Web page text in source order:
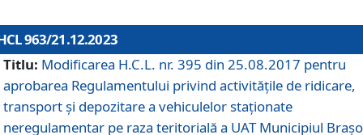
963/21.12.2023
Titlu: Modificarea H.C.L. nr. 395 din 25.08.2017 pentru
aprobarea Regulamentului privind activitățile de ridicare,
transport şi depozitare a vehiculelor staționate
neregulamentar pe raza teritorială a UAT Municipiul